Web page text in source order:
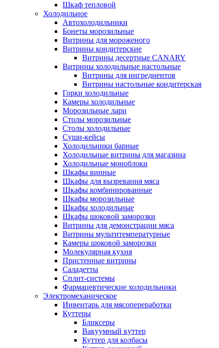
Шкаф тепловой
Холодильное
Автохолодильники
Бонеты морозильные
Витрины для мороженого
Витрины кондитерские
Витрины десертные CANARY
Витрины холодильные настольные
Витрины для ингредиентов
Витрины настольные кондитерская
Горки холодильные
Камеры холодильные
Морозильные лари
Столы морозильные
Столы холодильные
Суши-кейсы
Холодильники барные
Холодильные витрины для магазина
Холодильные моноблоки
Шкафы винные
Шкафы для вызревания мяса
Шкафы комбинированные
Шкафы морозильные
Шкафы холодильные
Шкафы шоковой заморозки
Витрины для демонстрации мяса
Витрины мультитемпературные
Камеры шоковой заморозки
Молекулярная кухня
Пристенные витрины
Саладетты
Сплит-системы
Фармацевтические холодильники
Электромеханическое
Инвентарь для мясопереработки
Куттеры
Бликсеры
Вакуумный куттер
Куттер для колбасы